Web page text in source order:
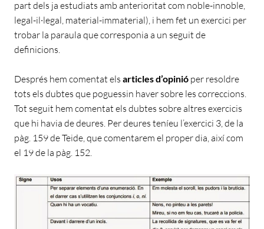
part dels ja estudiats amb anterioritat com noble-innoble,
legal-il·legal, material-immaterial), i hem fet un exercici per
trobar la paraula que corresponia a un seguit de
definicions.
Després hem comentat els articles d’opinió per resoldre
tots els dubtes que poguessin haver sobre les correccions.
Tot seguit hem comentat els dubtes sobre altres exercicis
que hi havia de deures. Per deures teníeu l’exercici 3, de la
pàg. 159 de Teide, que comentarem el proper dia, així com
el 19 de la pàg. 152.